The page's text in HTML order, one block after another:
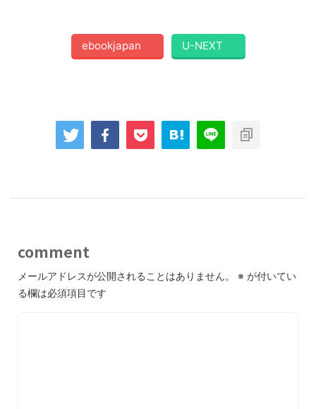
ebookjapan U-NEXT
comment
メールアドレスが公開されることはありません。 ※ が付いてい
る欄は必須項目です